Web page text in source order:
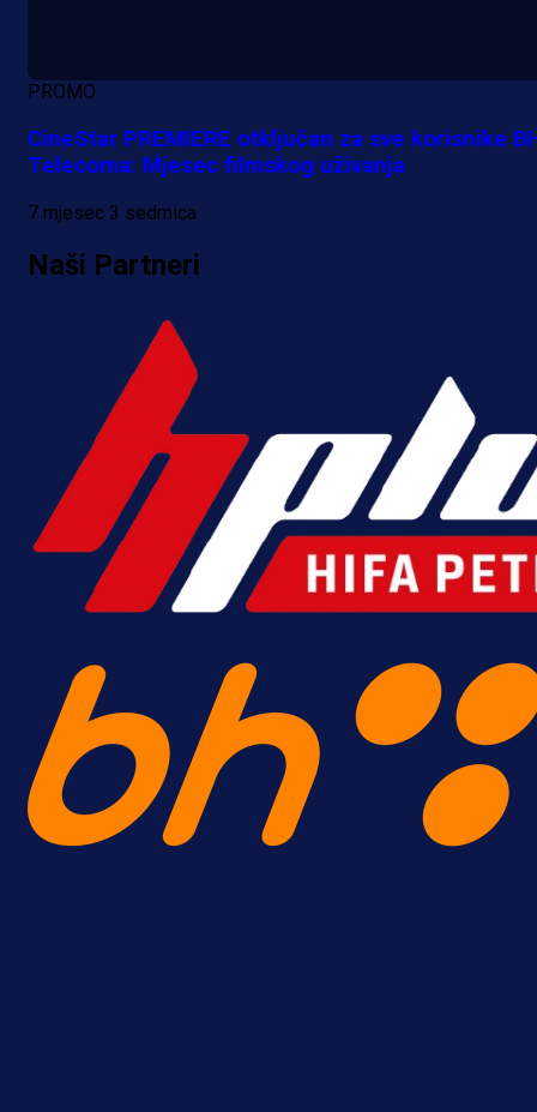
MrBit: Isprati kvalifikacije za
evropska takmičenja i preuzmi
bonus dobrodošlice!
1 dan 2 h
PROMO
CineStar PREMIERE otključan za sve korisnike
Telecoma: Mjesec filmskog uživanja
7 mjesec 3 sedmica
Naši Partneri